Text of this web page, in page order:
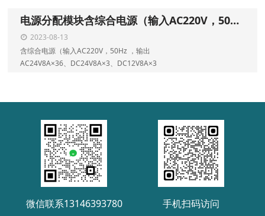
电源分配模块含综合电源（输⼊AC220V，50Hz ，输出 AC24V8A×36、DC24V8A×3、DC12V8A×3
2023-08-13
含综合电源（输⼊AC220V，50Hz ，输出
AC24V8A×36、DC24V8A×3、DC12V8A×3
微信联系13146393780 手机扫码访问